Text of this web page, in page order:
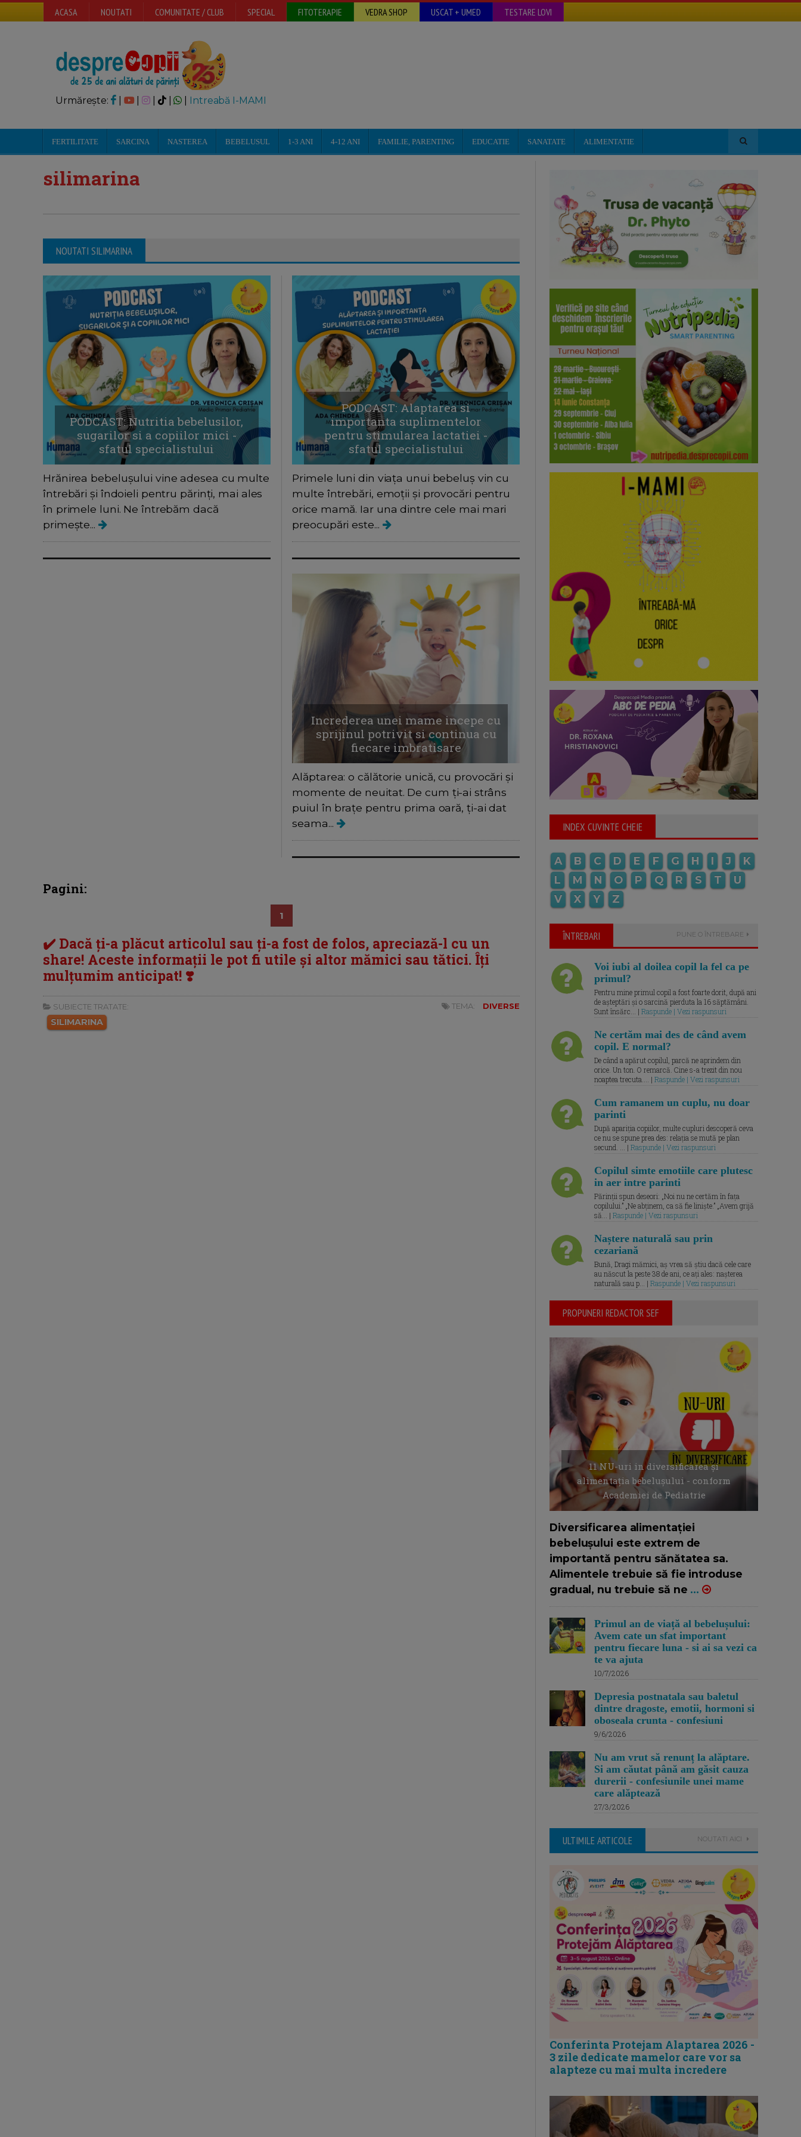
ACASA NOUTATI COMUNITATE / CLUB SPECIAL FITOTERAPIE VEDRA SHOP USCAT + UMED TESTARE LOVI
Urmărește: | | Intreabă I-MAMI
FERTILITATE SARCINA NASTEREA BEBELUSUL 1-3 ANI 4-12 ANI FAMILIE, PARENTING EDUCATIE SANATATE ALIMENTATIE
silimarina
NOUTATI SILIMARINA
PODCAST: Nutritia bebelusilor,
sugarilor si a copiilor mici -
sfatul specialistului
Hrănirea bebelușului vine adesea cu multe
întrebări și îndoieli pentru părinți, mai ales
în primele luni. Ne întrebăm dacă
primește...
PODCAST: Alaptarea si
importanta suplimentelor
pentru stimularea lactatiei -
sfatul specialistului
Primele luni din viața unui bebeluș vin cu
multe întrebări, emoții și provocări pentru
orice mamă. Iar una dintre cele mai mari
preocupări este...
Increderea unei mame incepe cu
sprijinul potrivit si continua cu
fiecare imbratisare
Alăptarea: o călătorie unică, cu provocări și
momente de neuitat. De cum ți-ai strâns
puiul în brațe pentru prima oară, ți-ai dat
seama...
Pagini:
1
✔️ Dacă ți-a plăcut articolul sau ți-a fost de folos, apreciază-l cu un
share! Aceste informații le pot fi utile și altor mămici sau tătici. Îți
mulțumim anticipat! ❣️
SUBIECTE TRATATE:
SILIMARINA
TEMA: DIVERSE
INDEX CUVINTE CHEIE
A B C D E F G H I J
K
L
M N O P Q R S T
U
V
X Y Z
ÎNTREBARI PUNE O ÎNTREBARE
Voi iubi al doilea copil la fel ca pe
primul?
Pentru mine primul copil a fost foarte dorit, după ani
de așteptări și o sarcină pierduta la 16 săptămâni.
Sunt însărc... | Raspunde | Vezi raspunsuri
Ne certăm mai des de când avem
copil. E normal?
De când a apărut copilul, parcă ne aprindem din
orice. Un ton. O remarcă. Cine s-a trezit din nou
noaptea trecuta.... | Raspunde | Vezi raspunsuri
Cum ramanem un cuplu, nu doar
parinti
După apariția copiilor, multe cupluri descoperă ceva
ce nu se spune prea des: relația se mută pe plan
secund. ... | Raspunde | Vezi raspunsuri
Copilul simte emotiile care plutesc
in aer intre parinti
Părinții spun deseori: „Noi nu ne certăm în fața
copilului.” „Ne abținem, ca să fie liniște.” „Avem grijă
să... | Raspunde | Vezi raspunsuri
Naștere naturală sau prin
cezariană
Bună, Dragi mămici, aș vrea să știu dacă cele care
au născut la peste 38 de ani, ce ați ales: nașterea
naturală sau p... | Raspunde | Vezi raspunsuri
PROPUNERI REDACTOR SEF
11 NU-uri in diversificarea și
alimentația bebelușului - conform
Academiei de Pediatrie
Diversificarea alimentației
bebelușului este extrem de
importantă pentru sănătatea sa.
Alimentele trebuie să fie introduse
gradual, nu trebuie să ne ...
Primul an de viață al bebelușului:
Avem cate un sfat important
pentru fiecare luna - si ai sa vezi ca
te va ajuta
10/7/2026
Depresia postnatala sau baletul
dintre dragoste, emotii, hormoni si
oboseala crunta - confesiuni
9/6/2026
Nu am vrut să renunț la alăptare.
Si am căutat până am găsit cauza
durerii - confesiunile unei mame
care alăptează
27/3/2026
ULTIMILE ARTICOLE NOUTATI AICI
Conferinta Protejam Alaptarea 2026 -
3 zile dedicate mamelor care vor sa
alapteze cu mai multa incredere